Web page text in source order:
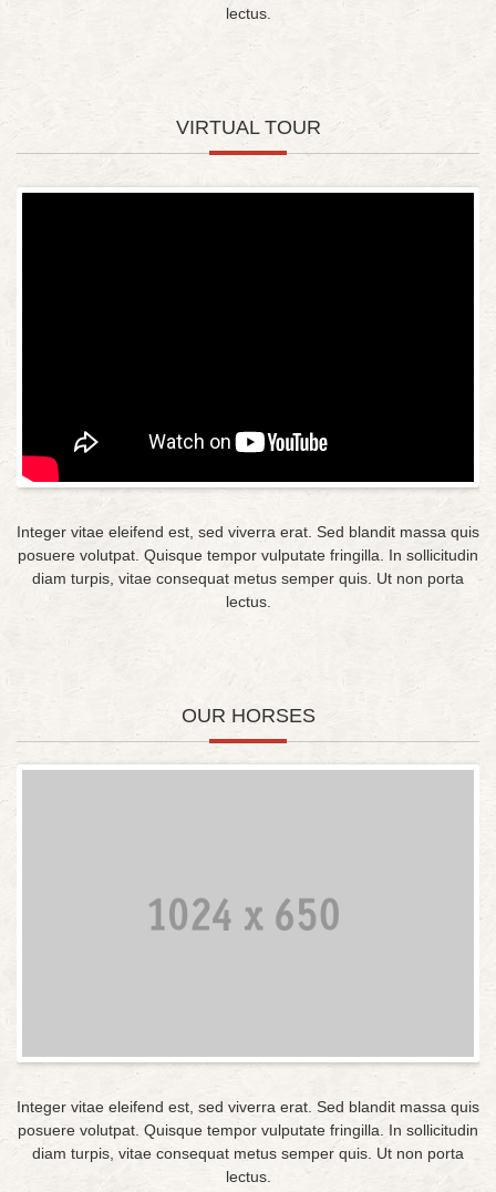
lectus.
VIRTUAL TOUR
Integer vitae eleifend est, sed viverra erat. Sed blandit massa quis
posuere volutpat. Quisque tempor vulputate fringilla. In sollicitudin
diam turpis, vitae consequat metus semper quis. Ut non porta
lectus.
OUR HORSES
Integer vitae eleifend est, sed viverra erat. Sed blandit massa quis
posuere volutpat. Quisque tempor vulputate fringilla. In sollicitudin
diam turpis, vitae consequat metus semper quis. Ut non porta
lectus.